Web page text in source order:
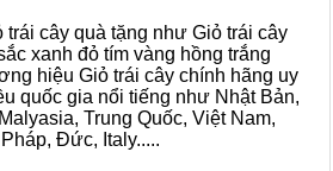
cây quà tặng như Giỏ trái cây
xanh đỏ tím vàng hồng trắng
hiệu Giỏ trái cây chính hãng uy
quốc gia nổi tiếng như Nhật Bản,
Trung Quốc, Việt Nam,
Đức, Italy.....